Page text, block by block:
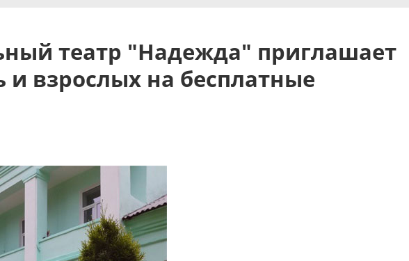
театр "Надежда" приглашает
взрослых на бесплатные